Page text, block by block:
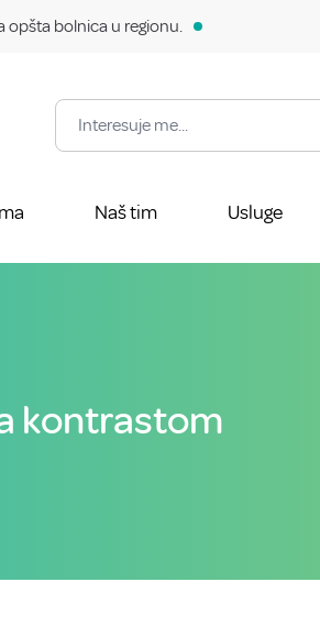
opšta bolnica u regionu.
Naš tim Usluge
kontrastom